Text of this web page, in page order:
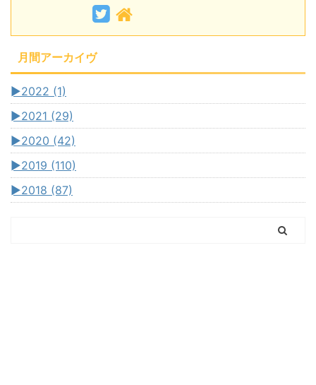
月間アーカイヴ
►2022 (1)
►2021 (29)
►2020 (42)
►2019 (110)
►2018 (87)